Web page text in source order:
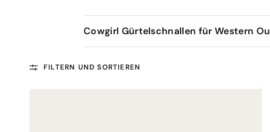
Cowgirl Gürtelschnallen für Western
FILTERN UND SORTIEREN